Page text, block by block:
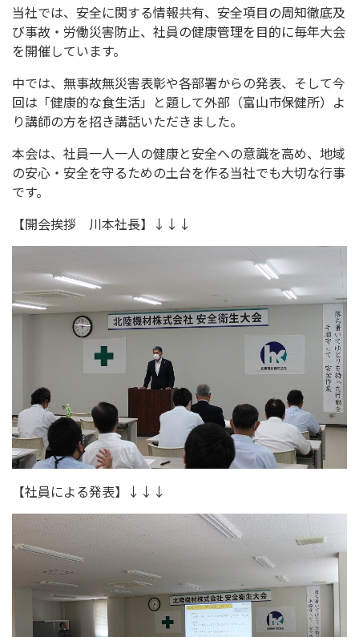
当社では、安全に関する情報共有、安全項目の周知徹底及
び事故・労働災害防止、社員の健康管理を目的に毎年大会
を開催しています。
中では、無事故無災害表彰や各部署からの発表、そして今
回は「健康的な食生活」と題して外部（富山市保健所）よ
り講師の方を招き講話いただきました。
本会は、社員一人一人の健康と安全への意識を高め、地域
の安心・安全を守るための土台を作る当社でも大切な行事
です。
【開会挨拶 川本社長】↓↓↓
【社員による発表】↓↓↓